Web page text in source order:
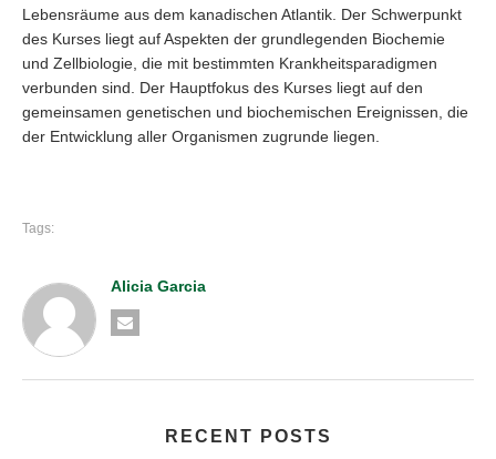
Lebensräume aus dem kanadischen Atlantik. Der Schwerpunkt
des Kurses liegt auf Aspekten der grundlegenden Biochemie
und Zellbiologie, die mit bestimmten Krankheitsparadigmen
verbunden sind. Der Hauptfokus des Kurses liegt auf den
gemeinsamen genetischen und biochemischen Ereignissen, die
der Entwicklung aller Organismen zugrunde liegen.
Tags:
Alicia Garcia
RECENT POSTS